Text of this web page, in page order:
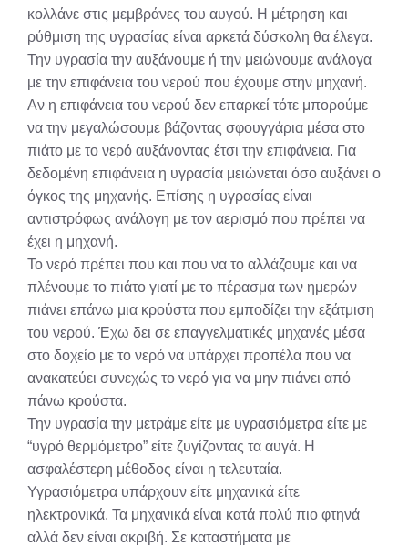
κολλάνε στις μεμβράνες του αυγού. Η μέτρηση και
ρύθμιση της υγρασίας είναι αρκετά δύσκολη θα έλεγα.
Την υγρασία την αυξάνουμε ή την μειώνουμε ανάλογα
με την επιφάνεια του νερού που έχουμε στην μηχανή.
Αν η επιφάνεια του νερού δεν επαρκεί τότε μπορούμε
να την μεγαλώσουμε βάζοντας σφουγγάρια μέσα στο
πιάτο με το νερό αυξάνοντας έτσι την επιφάνεια. Για
δεδομένη επιφάνεια η υγρασία μειώνεται όσο αυξάνει ο
όγκος της μηχανής. Επίσης η υγρασίας είναι
αντιστρόφως ανάλογη με τον αερισμό που πρέπει να
έχει η μηχανή.
Το νερό πρέπει που και που να το αλλάζουμε και να
πλένουμε το πιάτο γιατί με το πέρασμα των ημερών
πιάνει επάνω μια κρούστα που εμποδίζει την εξάτμιση
του νερού. Έχω δει σε επαγγελματικές μηχανές μέσα
στο δοχείο με το νερό να υπάρχει προπέλα που να
ανακατεύει συνεχώς το νερό για να μην πιάνει από
πάνω κρούστα.
Την υγρασία την μετράμε είτε με υγρασιόμετρα είτε με
“υγρό θερμόμετρο” είτε ζυγίζοντας τα αυγά. Η
ασφαλέστερη μέθοδος είναι η τελευταία.
Υγρασιόμετρα υπάρχουν είτε μηχανικά είτε
ηλεκτρονικά. Τα μηχανικά είναι κατά πολύ πιο φτηνά
αλλά δεν είναι ακριβή. Σε καταστήματα με